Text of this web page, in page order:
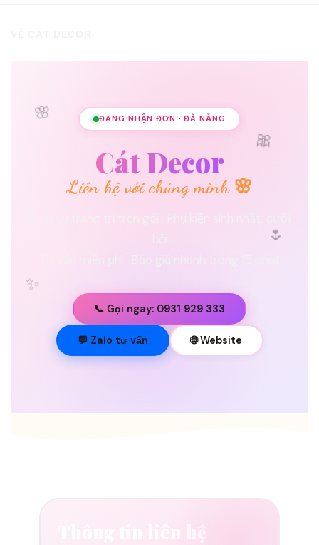
🌸
🎀
✨
🌷
💐
ĐANG NHẬN ĐƠN · ĐÀ NẴNG
Cát Decor
Liên hệ với chúng mình 🌸
📞 Gọi ngay: 0931 929 333
💬 Zalo tư vấn 🌐 Website
Thông tin liên hệ